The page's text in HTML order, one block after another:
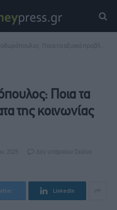
Ποια τα αξιακά προβλήματα της κοινωνίας μας
Ποια τα
της κοινωνίας
2025 Δεν υπάρχουν Σχόλια
LinkedIn